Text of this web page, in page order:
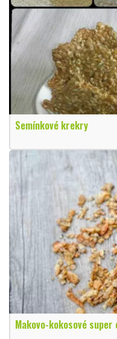
Semínkové krekry
Makovo-kokosové super